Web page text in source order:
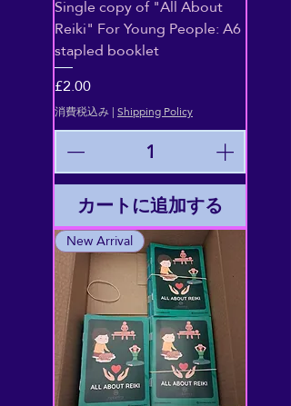
Single copy of "All About
Reiki" For Young People: A6
stapled booklet
価格
£2.00
消費税込み|Shipping Policy
カートに追加する
New Arrival